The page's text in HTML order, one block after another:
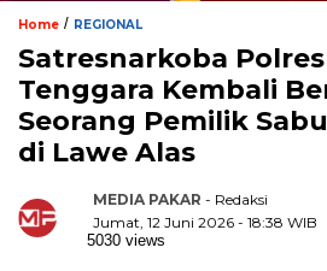
Home / REGIONAL
Satresnarkoba
Tenggara Kembali
Seorang Pemilik
di Lawe Alas
MEDIA PAKAR - Redaksi
Jumat, 12 Juni 2026 - 18:38 WIB
5030 views